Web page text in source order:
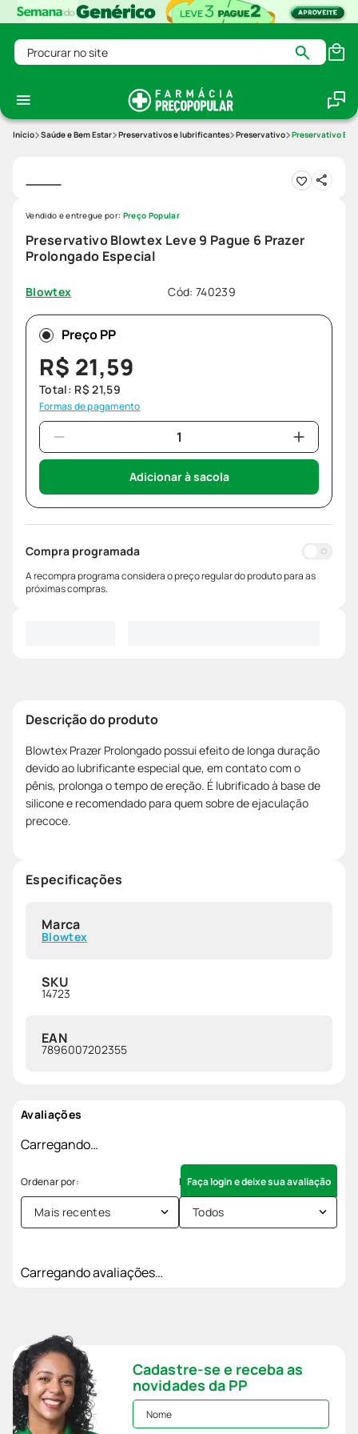
Procurar no site
Saúde e Bem Estar Preservativos e lubrificantes Preservativo Preservativo
Preservativo Blowtex Leve 9 Pague 6 Prazer
Prolongado Especial
Blowtex Cód: 740239
Vendido e entregue por: Preço Popular
Preço PP
R$ 21,59
Total: R$ 21,59
Formas de pagamento
Adicionar à sacola
Compra programada
A recompra programa considera o preço regular do produto para as
próximas compras.
Descrição do produto
Blowtex Prazer Prolongado possui efeito de longa duração
devido ao lubrificante especial que, em contato com o
pênis, prolonga o tempo de ereção. É lubrificado à base de
silicone e recomendado para quem sobre de ejaculação
precoce.
Especificações
Marca
Blowtex
SKU
14723
EAN
7896007202355
Avaliações
Carregando…
Faça login e deixe sua avaliação
Mais recentes Todos
Carregando avaliações…
Cadastre-se e receba as
novidades da PP